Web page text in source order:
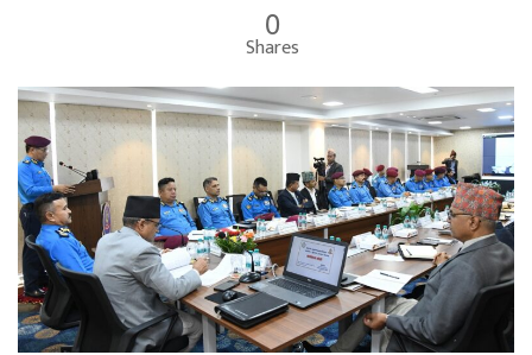
0
Shares